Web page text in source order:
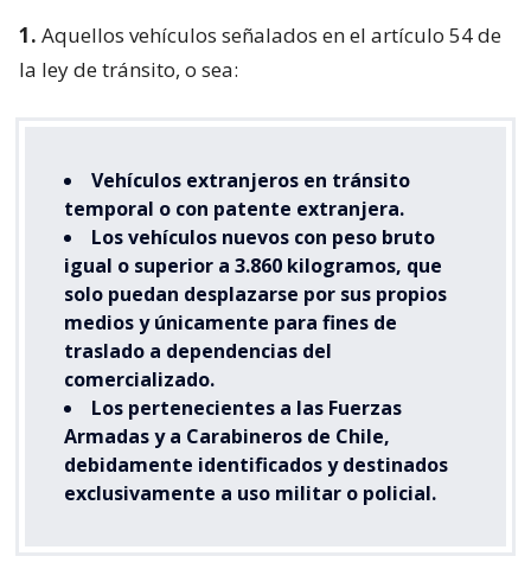
1. Aquellos vehículos señalados en el artículo 54 de
la ley de tránsito, o sea:
Vehículos extranjeros en tránsito
temporal o con patente extranjera.
Los vehículos nuevos con peso bruto
igual o superior a 3.860 kilogramos, que
solo puedan desplazarse por sus propios
medios y únicamente para fines de
traslado a dependencias del
comercializado.
Los pertenecientes a las Fuerzas
Armadas y a Carabineros de Chile,
debidamente identificados y destinados
exclusivamente a uso militar o policial.